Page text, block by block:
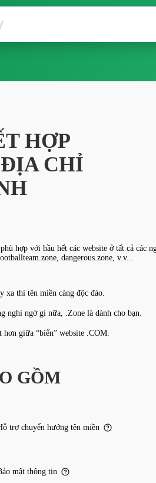
HỢP
CHỈ
hợp với hầu hết các website ở tất cả các
dangerous.zone, v.v...
thì tên miền càng độc đáo.
nghi ngờ gì nữa, .Zone là dành cho bạn.
giữa “biển” website .COM.
GỒM
trợ chuyển hướng tên miền
mật thông tin